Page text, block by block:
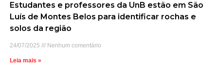
Estudantes e professores da UnB estão em São
Luís de Montes Belos para identificar rochas e
solos da região
24/07/2025 Nenhum comentário
Leia mais »